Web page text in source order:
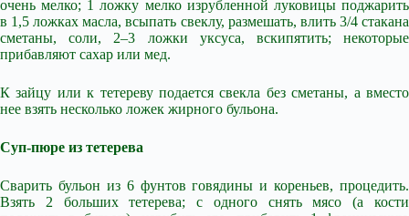
очень мелко; 1 ложку мелко изрубленной луковицы поджарить
в 1,5 ложках масла, всыпать свеклу, размешать, влить 3/4 стакана
сметаны, соли, 2–3 ложки уксуса, вскипятить; некоторые
прибавляют сахар или мед.
К зайцу или к тетереву подается свекла без сметаны, а вместо
нее взять несколько ложек жирного бульона.
Суп-пюре из тетерева
Сварить бульон из 6 фунтов говядины и кореньев, процедить.
Взять 2 больших тетерева; с одного снять мясо (а кости